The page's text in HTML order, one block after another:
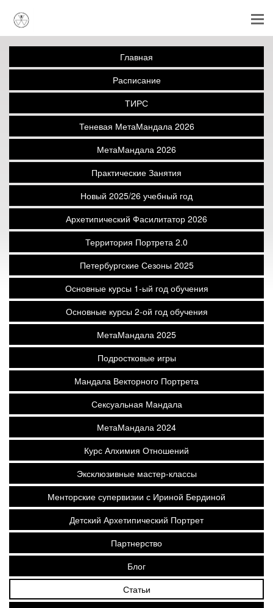
Главная
Расписание
ТИРС
Теневая МетаМандала 2026
МетаМандала 2026
Практические Занятия
Новый 2025/26 учебный год
Архетипический Фасилитатор 2026
Территория Портрета 2.0
Петербургские Сезоны 2025
Основные курсы 1-ый год обучения
Основные курсы 2-ой год обучения
МетаМандала 2025
Подростковые игры
Мандала Векторного Портрета
Сексуальная Мандала
МетаМандала 2024
Курс Алхимия Отношений
Эксклюзивные мастер-классы
Менторские супервизии с Ириной Бердиной
Детский Архетипический Портрет
Партнерство
Блог
Статьи